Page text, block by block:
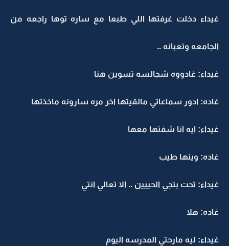
غيداء دخلت غرفتها اللي طبعا مع ساره توها راجعه من
الجامعه وتعبانه ..
غيداء: غادووه شجالسه تسوين هنا
غاده: ادور سماعاتي مالقيتها اخر مره سارونه ماخذتها
غيداء: ايه انا شفتها معها
غاده: وينها طيب
غيداء: تحت بتجي الحييين .. الا تعالي انتي
غاده: هلا
غيداء: ليه مارحتي المدرسه اليوم